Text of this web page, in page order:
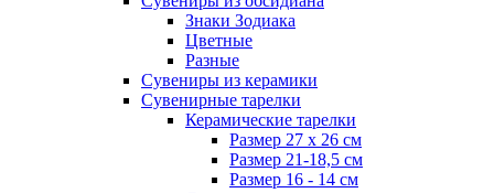
Знаки Зодиака
Цветные
Разные
Сувениры из керамики
Сувенирные тарелки
Керамические тарелки
Размер 27 х 26 см
Размер 21-18,5 см
Размер 16 - 14 см